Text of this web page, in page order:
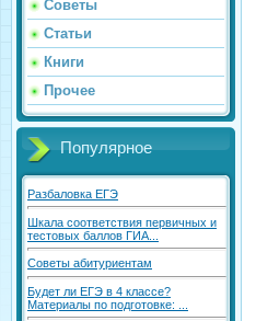
Советы
Статьи
Книги
Прочее
Популярное
Разбаловка ЕГЭ
Шкала соответствия первичных и
тестовых баллов ГИА...
Советы абитуриентам
Будет ли ЕГЭ в 4 классе?
Материалы по подготовке: ...